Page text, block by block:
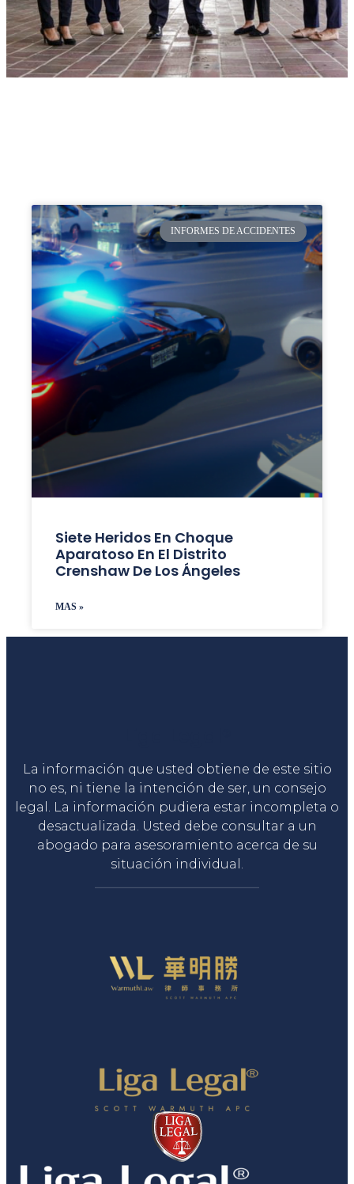
INFORMES DE ACCIDENTES
Siete Heridos En Choque
Aparatoso En El Distrito
Crenshaw De Los Ángeles
MAS »
La información que usted obtiene de este sitio
no es, ni tiene la intención de ser, un consejo
legal. La información pudiera estar incompleta o
desactualizada. Usted debe consultar a un
abogado para asesoramiento acerca de su
situación individual.